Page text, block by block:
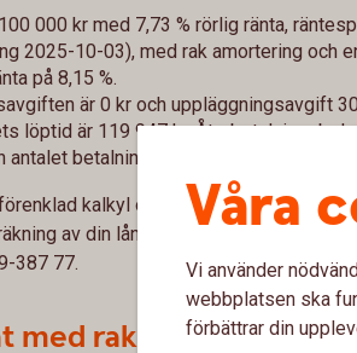
000 kr med 7,73 % rörlig ränta,
2025-10-03), med rak amortering och
på 8,15 %.
är 0 kr och uppläggningsavgift
löptid är 119 947 kr.
antalet betalningar är 60 stycken.
kalkyl och avvikelser kan
av din lånekostnad och ytterligare
387 77.
med rak amortering
Våra
Vi använder
webbplatsen ska
förbättrar din